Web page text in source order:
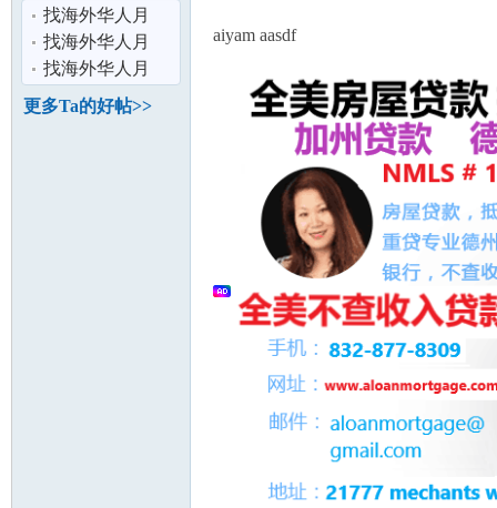
找海外华人月
嫂、育儿嫂、保
姆首选易寻国际
找海外华人月
嫂、育儿嫂、保
姆首选易寻国际
找海外华人月
嫂、育儿嫂、保
姆首选易寻国际
更多Ta的好帖>>
aiyam aasdf